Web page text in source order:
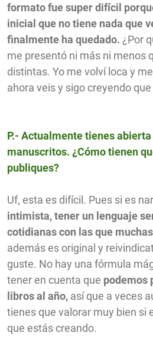
formato fue super difícil
inicial que no tiene nada que
finalmente ha quedado. ¿Por
me presentó ni más ni menos
distintas. Yo me volví loca y
ahora veis y sigo creyendo
P.- Actualmente tienes
manuscritos. ¿Cómo tienen
publiques?
Uf, esta es difícil. Pues si es
intimista, tener un lenguaje
cotidianas con las que
además es original y
guste. No hay una fórmula
tener en cuenta que podemos
libros al año, así que a veces
tienes que valorar muy bien si
que estás creando.